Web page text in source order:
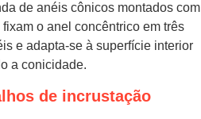
de anéis cônicos montados com
o anel concêntrico em três
e adapta-se à superfície interior
a conicidade.
de incrustação